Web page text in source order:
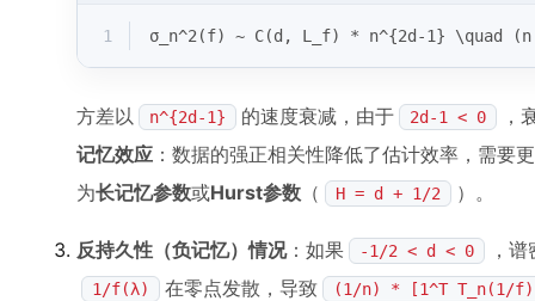
1 σ_n^2(f) ~ C(d, L_f) * n^{2d-1} \quad
方差以 n^{2d-1} 的速度衰减，由于 2d-1 < 0
，
记忆效应 ：数据的强正相关性降低了估计效率，需要
为长记忆参数或Hurst参数 （ H = d + 1/2 ）。
反持久性（负记忆）情况：如果 -1/2 < d < 0 ，
1/f(λ) 在零点发散，导致
(1/n) * [1^T T_n(1/